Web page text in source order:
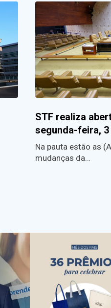
STF realiza
segunda-feira, 3
Na pauta estão as
mudanças da…